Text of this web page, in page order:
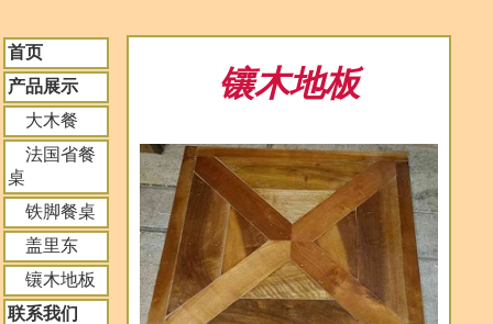
首页
产品展示
大木餐
法国省餐
桌
铁脚餐桌
盖里东
镶木地板
联系我们
镶木地板